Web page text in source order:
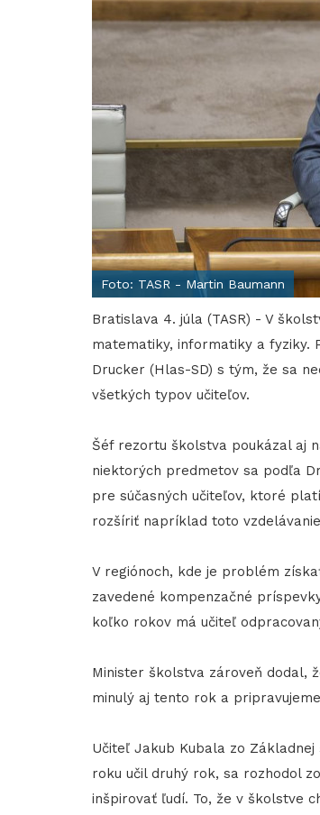
Foto: TASR - Martin Baumann
Bratislava 4. júla (TASR) - V
matematiky, informatiky a fyziky.
Drucker (Hlas-SD) s tým, že sa
všetkých typov učiteľov.
Šéf rezortu školstva poukázal aj
niektorých predmetov sa podľa
pre súčasných učiteľov, ktoré
rozšíriť napríklad toto
V regiónoch, kde je problém
zavedené kompenzačné
koľko rokov má učiteľ
Minister školstva zároveň dodal,
minulý aj tento rok a
Učiteľ Jakub Kubala zo
roku učil druhý rok, sa rozhodol
inšpirovať ľudí. To, že v školstve